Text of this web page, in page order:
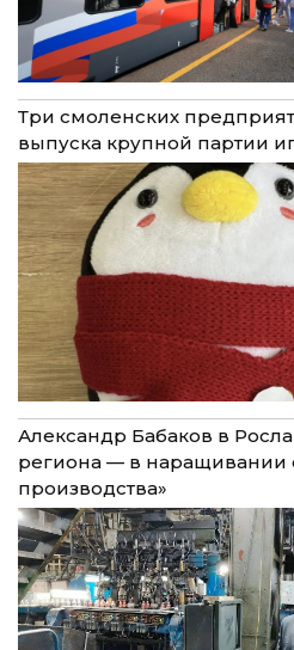
Три смоленских
выпуска крупной партии
Александр Бабаков в
региона — в наращивании
производства»